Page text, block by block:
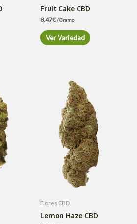
Fruit Cake CBD
8.47€/ Gramo
Ver Variedad
Flores CBD
Lemon Haze CBD